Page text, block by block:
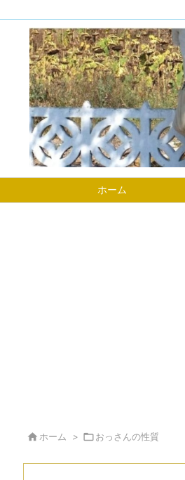
ホーム
ホーム > おっさんの性質